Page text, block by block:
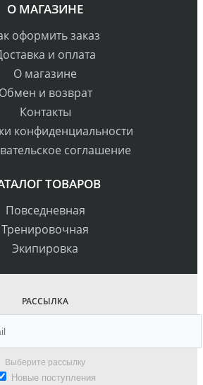
О МАГАЗИНЕ
оформить заказ
и оплата
О магазине
Обмен и возврат
Контакты
конфиденциальности
соглашение
ТОВАРОВ
Повседневная
Тренировочная
Экипировка
РАССЫЛКА
Выберите рассылку
Новые поступления